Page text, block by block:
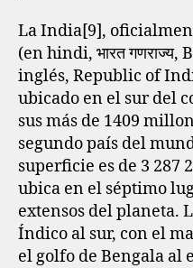
La India[9]​,
(en hindi, भारत
inglés, Republic of
ubicado en el sur del
sus más de 1409
segundo país del
superficie es de 3 287
ubica en el séptimo
extensos del planeta.
Índico al sur, con el
el golfo de Bengala al